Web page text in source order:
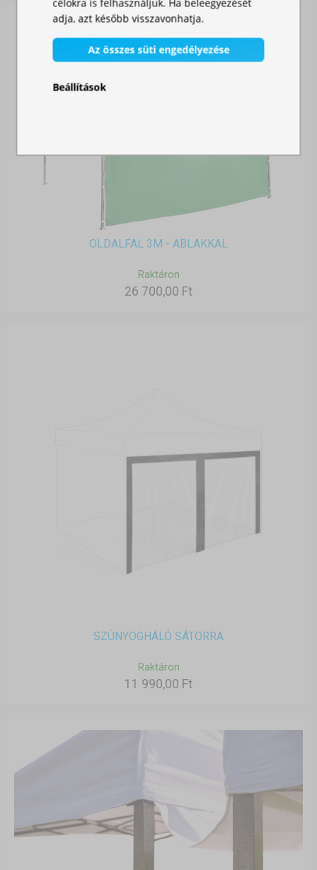
OLDALFAL 3M - ABLAKKAL
Raktáron
26 700,00 Ft
SZÚNYOGHÁLÓ SÁTORRA
Raktáron
11 990,00 Ft
célokra is felhasználjuk. Ha beleegyezését
adja, azt később visszavonhatja.
Az összes süti engedélyezése
Beállítások